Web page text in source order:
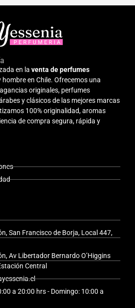
en la venta de perfumes
hombre en Chile. Ofrecemos una
originales, perfumes
y clásicos de las mejores marcas
100% originalidad, aromas
de compra segura, rápida y
San Francisco de Borja, Local 447,
Av Libertador Bernardo O’Higgins
Central
a 20:00 hrs - Domingo: 10:00 a